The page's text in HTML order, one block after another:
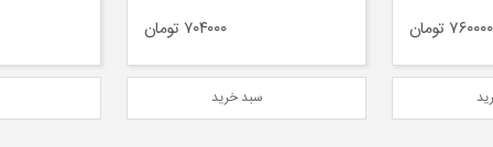
۷۰۴۰۰۰ تومان ۳۶۸۰۰۰ تومان
سبد خرید